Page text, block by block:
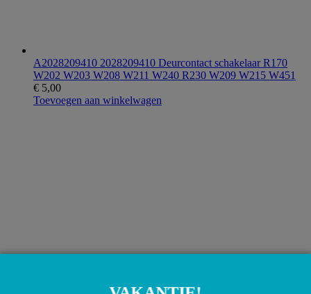
A2028209410 2028209410 Deurcontact schakelaar R170
W202 W203 W208 W211 W240 R230 W209 W215 W451
€ 5,00
Toevoegen aan winkelwagen
A2218690121 2218690121 A0008605826 0008605826